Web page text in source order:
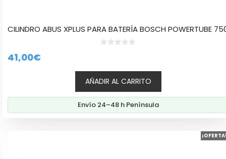
CILINDRO ABUS XPLUS PARA BATERÍA BOSCH POWERTUBE
41,00€
AÑADIR AL CARRITO
Envío 24–48 h Península